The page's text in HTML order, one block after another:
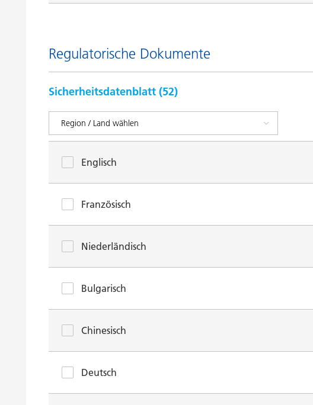
Regulatorische Dokumente
Sicherheitsdatenblatt (52)
Englisch
Französisch
Niederländisch
Bulgarisch
Chinesisch
Deutsch